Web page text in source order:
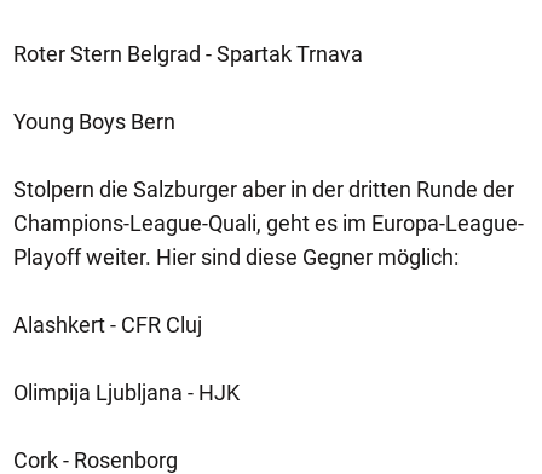
Roter Stern Belgrad - Spartak Trnava
Young Boys Bern
Stolpern die Salzburger aber in der dritten Runde der
Champions-League-Quali, geht es im Europa-League-
Playoff weiter. Hier sind diese Gegner möglich:
Alashkert - CFR Cluj
Olimpija Ljubljana - HJK
Cork - Rosenborg